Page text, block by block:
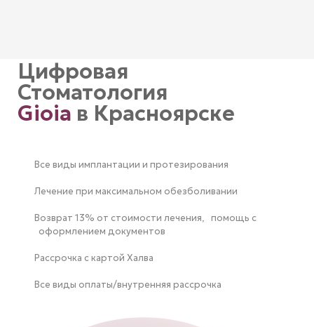
Цифровая
Стоматология
Gioia в Красноярске
Все виды имплантации и протезирования
Лечение при максимальном обезболивании
Возврат 13% от стоимости лечения, помощь с
оформлением документов
Рассрочка с картой Халва
Все виды оплаты/внутренняя рассрочка